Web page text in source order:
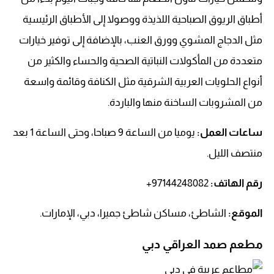
أطباق الريوق الصباحية اللذيذة ووصولا إلى الأطباق الرئيسية
مثل الدجاج المشوي وورق العنب، بالإضافة إلى توفير خيارات
متعددة من المأكولات النباتية الصحية والحساء والكثير من
أنواع الحلويات العربية الشرقية مثل الكنافة وقائمة واسعة
من المشروبات الساخنة منها والباردة.
ساعات العمل:
يوميا من الساعة 9 صباحا، وحتى الساعة 1 بعد
منتصف الليل.
رقم الهاتف:
97144248082+
الموقع: الشاطئ، مساكن شاطئ جميرا، دبي، الإمارات.
مطعم صمد العراقي دبي